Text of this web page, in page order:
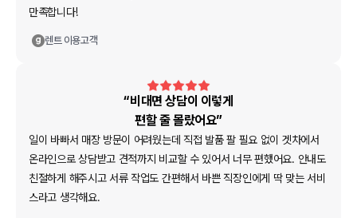
만족합니다!
렌트 이용고객
“비대면 상담이 이렇게
편할 줄 몰랐어요”
일이 바빠서 매장 방문이 어려웠는데 직접 발품 팔 필요 없이 겟차에서
온라인으로 상담받고 견적까지 비교할 수 있어서 너무 편했어요. 안내도
친절하게 해주시고 서류 작업도 간편해서 바쁜 직장인에게 딱 맞는 서비
스라고 생각해요.